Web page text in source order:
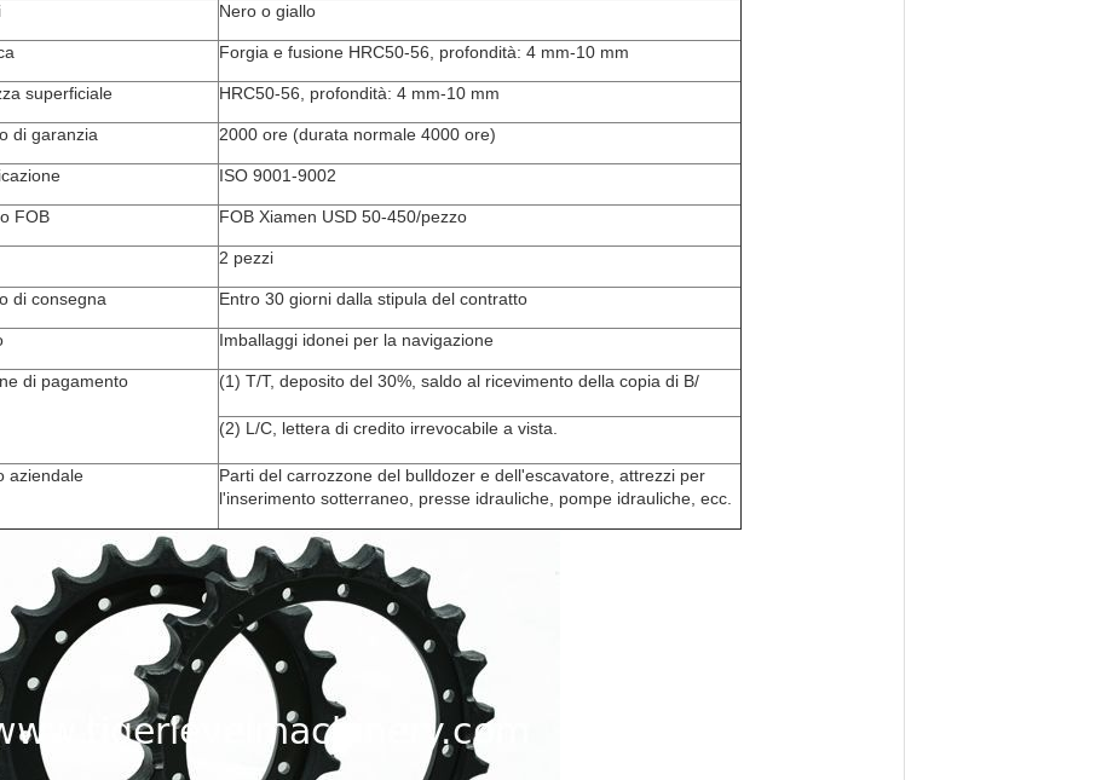
Nero o giallo
Forgia e fusione HRC50-56, profondità: 4 mm-10 mm
superficiale HRC50-56, profondità: 4 mm-10 mm
di garanzia 2000 ore (durata normale 4000 ore)
ISO 9001-9002
FOB FOB Xiamen USD 50-450/pezzo
2 pezzi
di consegna Entro 30 giorni dalla stipula del contratto
Imballaggi idonei per la navigazione
di pagamento (1) T/T, deposito del 30%, saldo al ricevimento della copia di B/
(2) L/C, lettera di credito irrevocabile a vista.
aziendale
Parti del carrozzone del bulldozer e dell'escavatore, attrezzi per
l'inserimento sotterraneo, presse idrauliche, pompe idrauliche, ecc.